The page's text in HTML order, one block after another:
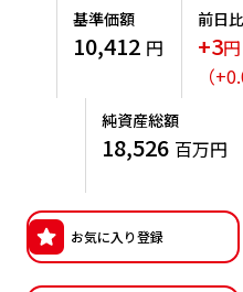
確定拠出年金について
確定拠出年金制度について
確定拠出年金での商品の
投資の教室
ニッセイアセットの重要課題
サステナビリティへの取り組み
サステナブル投資
公式キャラクターのご紹介
資産形成はじめる
基準価額
10,412 円
前日比
+3円
（+
純資産総額
18,526 百万円
お気に入り登録